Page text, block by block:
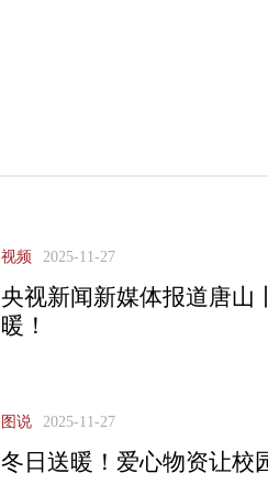
视频 2025-11-27
央视新闻新媒体报道唐山
暖！
图说 2025-11-27
冬日送暖！爱心物资让校